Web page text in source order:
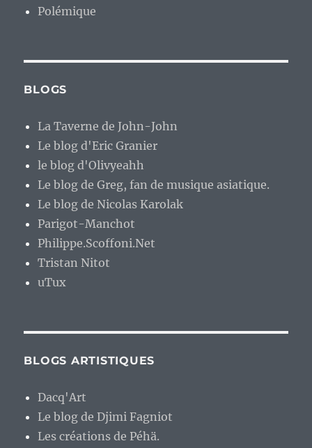
Polémique
BLOGS
La Taverne de John-John
Le blog d'Eric Granier
le blog d'Olivyeahh
Le blog de Greg, fan de musique asiatique.
Le blog de Nicolas Karolak
Parigot-Manchot
Philippe.Scoffoni.Net
Tristan Nitot
uTux
BLOGS ARTISTIQUES
Dacq'Art
Le blog de Djimi Fagniot
Les créations de Péhä.